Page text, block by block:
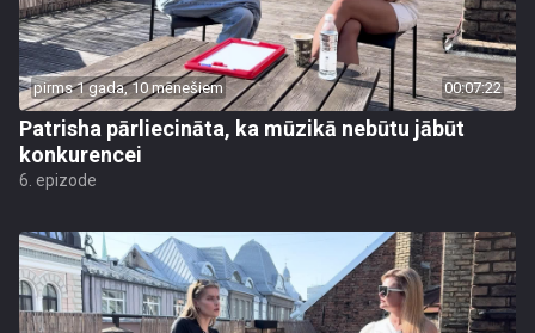
pirms 1 gada, 10 mēnešiem 00:07:22
Patrisha pārliecināta, ka mūzikā nebūtu jābūt
konkurencei
6. epizode